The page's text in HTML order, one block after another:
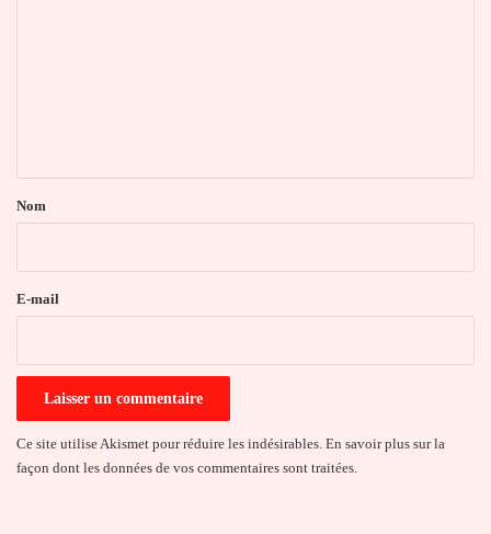
a
e
Nom
E-mail
Ce site utilise Akismet pour réduire les indésirables. En savoir plus sur la
façon dont les données de vos commentaires sont traitées